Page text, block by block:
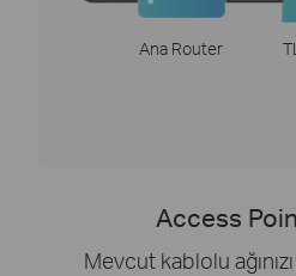
Ana Router
Access
Mevcut kablolu